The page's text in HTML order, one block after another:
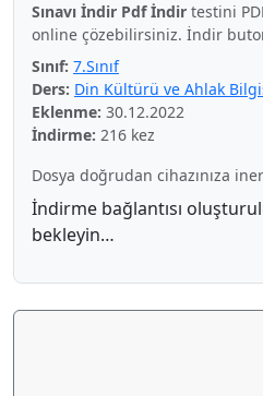
Sınavı İndir Pdf İndir testini
online çözebilirsiniz. İndir
Sınıf: 7.Sınıf
Ders: Din Kültürü ve Ahlak
Eklenme: 30.12.2022
İndirme: 216 kez
Dosya doğrudan cihazınıza
İndirme bağlantısı
bekleyin…